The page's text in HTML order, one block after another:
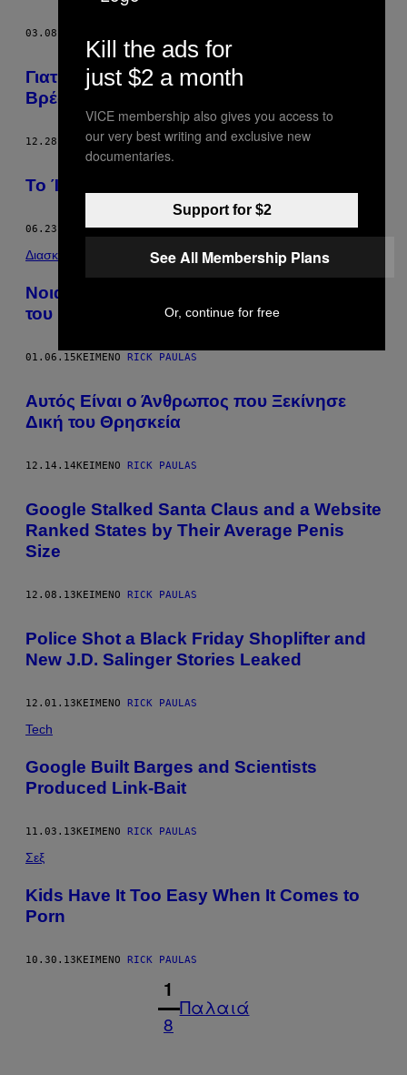
03.08.16
Γιατί Έχουμε Tέτοια Εμμονή με το Θείο
Βρέφος;
12.28.15 ΚΕΊΜΕΝΟRICK PAULAS
Το Ίντερνετ δεν Eίναι Γιατρός
06.23.15 ΚΕΊΜΕΝΟRICK PAULAS
Διασκέδαση
Νοιάζονται οι Μορμόνοι για τις 40 Γυναίκες
του Ηγέτη τους Joseph Smith;
01.06.15ΚΕΊΜΕΝΟ RICK PAULAS
Αυτός Είναι ο Άνθρωπος που Ξεκίνησε
Δική του Θρησκεία
12.14.14ΚΕΊΜΕΝΟ RICK PAULAS
Google Stalked Santa Claus and a Website
Ranked States by Their Average Penis
Size
12.08.13ΚΕΊΜΕΝΟ RICK PAULAS
Police Shot a Black Friday Shoplifter and
New J.D. Salinger Stories Leaked
12.01.13ΚΕΊΜΕΝΟ RICK PAULAS
Tech
Google Built Barges and Scientists
Produced Link-Bait
11.03.13ΚΕΊΜΕΝΟ RICK PAULAS
Σεξ
Kids Have It Too Easy When It Comes to
Porn
10.30.13ΚΕΊΜΕΝΟ RICK PAULAS
1
8
Παλαιά
Kill the ads for
just $2 a month
VICE membership also gives you access to
our very best writing and exclusive new
documentaries.
Support for $2
See All Membership Plans
Or, continue for free